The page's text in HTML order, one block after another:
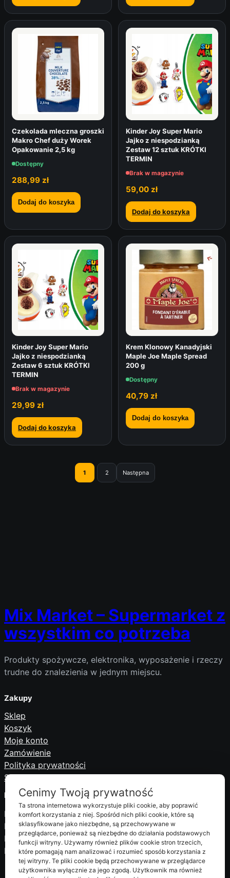
Czekolada mleczna groszki
Makro Chef duży Worek
Opakowanie 2,5 kg
Dostępny
288,99 zł
Dodaj do koszyka
Kinder Joy Super Mario
Jajko z niespodzianką
Zestaw 12 sztuk KRÓTKI
TERMIN
Brak w magazynie
59,00 zł
Dodaj do koszyka
Kinder Joy Super Mario
Jajko z niespodzianką
Zestaw 6 sztuk KRÓTKI
TERMIN
Brak w magazynie
29,99 zł
Dodaj do koszyka
Krem Klonowy Kanadyjski
Maple Joe Maple Spread
200 g
Dostępny
40,79 zł
Dodaj do koszyka
1 2 Następna
Mix Market – Supermarket z
wszystkim co potrzeba
Produkty spożywcze, elektronika, wyposażenie i rzeczy
trudne do znalezienia w jednym miejscu.
Zakupy
Sklep
Koszyk
Moje konto
Zamówienie
Polityka prywatności
Serwis i obsługa serwisowa
Informacje
Dostawa i płatności
Regulamin
Polityka prywatności
Kontakt
Cenimy Twoją prywatność
Ta strona internetowa wykorzystuje pliki cookie, aby poprawić
komfort korzystania z niej. Spośród nich pliki cookie, które są
sklasyfikowane jako niezbędne, są przechowywane w
przeglądarce, ponieważ są niezbędne do działania podstawowych
funkcji witryny. Używamy również plików cookie stron trzecich,
które pomagają nam analizować i rozumieć sposób korzystania z
tej witryny. Te pliki cookie będą przechowywane w przeglądarce
użytkownika wyłącznie za jego zgodą. Użytkownik ma również